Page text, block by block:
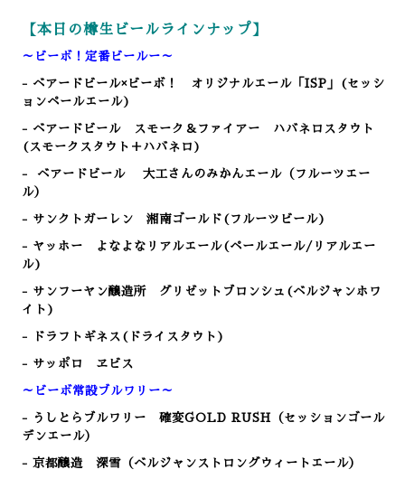
【本日の樽生ビールラインナップ】
～ビーボ！定番ビールー～
- ベアードビール×ビーボ！ オリジナルエール「ISP」(セッシ
ョンペールエール)
- ベアードビール スモーク＆ファイアー ハバネロスタウト
(スモークスタウト＋ハバネロ)
-
ベアードビール 大工さんのみかんエール（フルーツエー
ル）
- サンクトガーレン 湘南ゴールド(フルーツビール)
- ヤッホー よなよなリアルエール(ペールエール/リアルエー
ル)
- サンフーヤン醸造所 グリゼットブロンシュ(ベルジャンホワ
イト)
- ドラフトギネス(ドライスタウト)
- サッポロ ヱビス
～ビーボ常設ブルワリー～
- うしとらブルワリー 確変GOLD RUSH（セッションゴール
デンエール）
- 京都醸造 深雪（ベルジャンストロングウィートエール）